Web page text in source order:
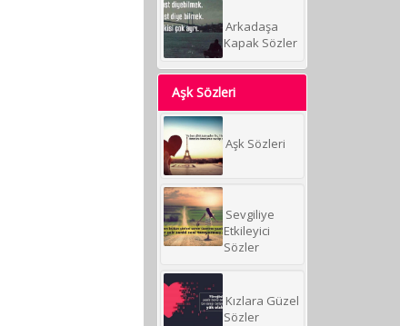
Arkadaşa
Kapak Sözler
Aşk Sözleri
Aşk Sözleri
Sevgiliye
Etkileyici
Sözler
Kızlara Güzel
Sözler